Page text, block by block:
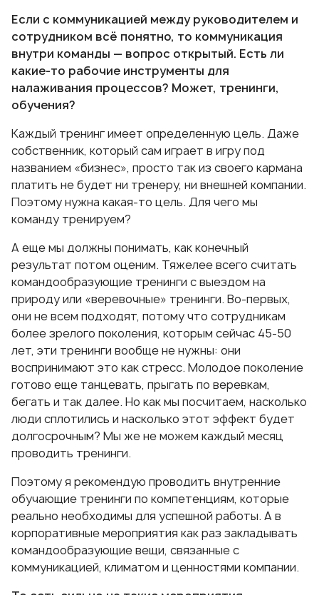
Если с коммуникацией между руководителем и
сотрудником всё понятно, то коммуникация
внутри команды — вопрос открытый. Есть ли
какие-то рабочие инструменты для
налаживания процессов? Может, тренинги,
обучения?
Каждый тренинг имеет определенную цель. Даже
собственник, который сам играет в игру под
названием «бизнес», просто так из своего кармана
платить не будет ни тренеру, ни внешней компании.
Поэтому нужна какая-то цель. Для чего мы
команду тренируем?
А еще мы должны понимать, как конечный
результат потом оценим. Тяжелее всего считать
командообразующие тренинги с выездом на
природу или «веревочные» тренинги. Во-первых,
они не всем подходят, потому что сотрудникам
более зрелого поколения, которым сейчас 45-50
лет, эти тренинги вообще не нужны: они
воспринимают это как стресс. Молодое поколение
готово еще танцевать, прыгать по веревкам,
бегать и так далее. Но как мы посчитаем, насколько
люди сплотились и насколько этот эффект будет
долгосрочным? Мы же не можем каждый месяц
проводить тренинги.
Поэтому я рекомендую проводить внутренние
обучающие тренинги по компетенциям, которые
реально необходимы для успешной работы. А в
корпоративные мероприятия как раз закладывать
командообразующие вещи, связанные с
коммуникацией, климатом и ценностями компании.